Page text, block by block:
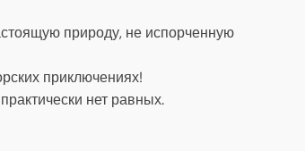
природу, не испорченную
приключениях!
нет равных.